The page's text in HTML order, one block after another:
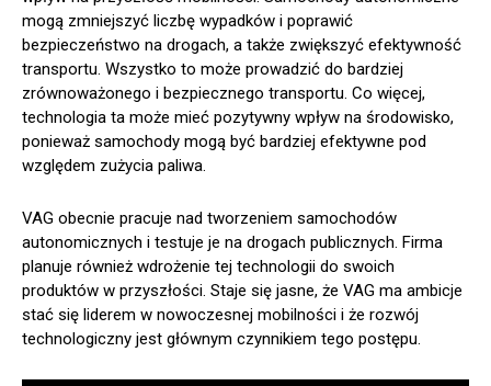
mogą zmniejszyć liczbę wypadków i poprawić
bezpieczeństwo na drogach, a także zwiększyć efektywność
transportu. Wszystko to może prowadzić do bardziej
zrównoważonego i bezpiecznego transportu. Co więcej,
technologia ta może mieć pozytywny wpływ na środowisko,
ponieważ samochody mogą być bardziej efektywne pod
względem zużycia paliwa.
VAG obecnie pracuje nad tworzeniem samochodów
autonomicznych i testuje je na drogach publicznych. Firma
planuje również wdrożenie tej technologii do swoich
produktów w przyszłości. Staje się jasne, że VAG ma ambicje
stać się liderem w nowoczesnej mobilności i że rozwój
technologiczny jest głównym czynnikiem tego postępu.